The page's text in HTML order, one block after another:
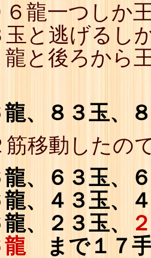
龍一つしか
玉と逃げるし
龍と後ろから
８３玉、８
筋移動したの
６３玉、６
４３玉、４
２３玉、
龍まで１７